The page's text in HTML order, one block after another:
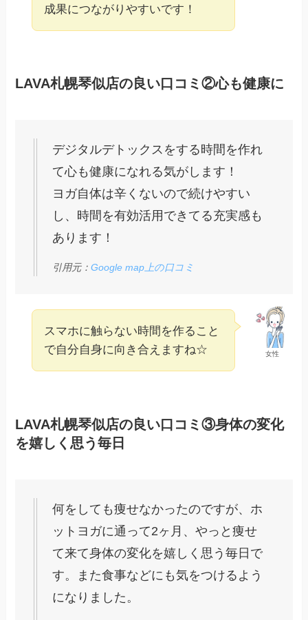
成果につながりやすいです！
LAVA札幌琴似店の良い口コミ②心も健康に
デジタルデトックスをする時間を作れ
て心も健康になれる気がします！
ヨガ自体は辛くないので続けやすい
し、時間を有効活用できてる充実感も
あります！
引用元：Google map上の口コミ
女性
スマホに触らない時間を作ること
で自分自身に向き合えますね☆
LAVA札幌琴似店の良い口コミ③身体の変化
を嬉しく思う毎日
何をしても痩せなかったのですが、ホ
ットヨガに通って2ヶ月、やっと痩せ
て来て身体の変化を嬉しく思う毎日で
す。また食事などにも気をつけるよう
になりました。